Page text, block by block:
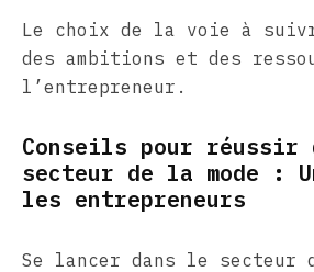
Le choix de la voie à
des ambitions et des
l’entrepreneur.
Conseils pour réussir
secteur de la mode :
les entrepreneurs
Se lancer dans le secteur